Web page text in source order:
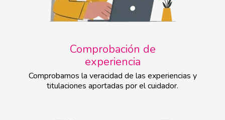
Comprobación de
experiencia
Comprobamos la veracidad de las experiencias y
titulaciones aportadas por el cuidador.